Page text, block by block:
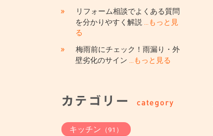
»
リフォーム相談でよくある質問
を分かりやすく解説…もっと見
る
»
梅雨前にチェック！雨漏り・外
壁劣化のサイン…もっと見る
キッチン （91）